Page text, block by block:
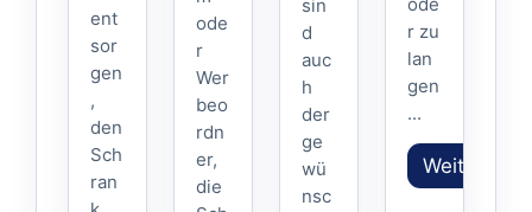
ent
sor
gen
,
den
Sch
ran
ode
r
Wer
beo
rdn
er,
die
sin
d
auc
h
der
ge
wü
nsc
r zu
lan
gen
...